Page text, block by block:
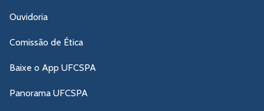
Ouvidoria
Comissão de Ética
Baixe o App UFCSPA
Panorama UFCSPA